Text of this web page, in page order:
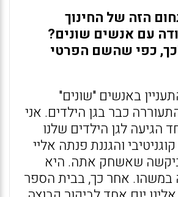
הזה של החינוך
עם אנשים שונים?
כפי שהשם הפרטי
באנשים "שונים"
כבר בגן הילדים. אני
הגיעה לגן הילדים שלנו
והגננת פנתה אליי
שאשחק אתה. היא
במשהו. אחר כך, בבית הספר